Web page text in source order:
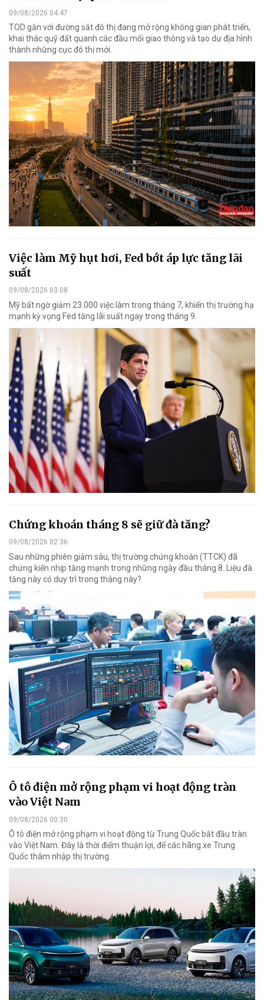
09/08/2026 04:47
TOD gắn với đường sắt đô thị đang mở rộng không gian phát triển,
khai thác quỹ đất quanh các đầu mối giao thông và tạo dư địa hình
thành những cực đô thị mới.
Việc làm Mỹ hụt hơi, Fed bớt áp lực tăng lãi
suất
09/08/2026 03:08
Mỹ bất ngờ giảm 23.000 việc làm trong tháng 7, khiến thị trường hạ
mạnh kỳ vọng Fed tăng lãi suất ngay trong tháng 9.
Chứng khoán tháng 8 sẽ giữ đà tăng?
09/08/2026 02:36
Sau những phiên giảm sâu, thị trường chứng khoán (TTCK) đã
chứng kiến nhịp tăng mạnh trong những ngày đầu tháng 8. Liệu đà
tăng này có duy trì trong tháng này?
Ô tô điện mở rộng phạm vi hoạt động tràn
vào Việt Nam
09/08/2026 00:30
Ô tô điện mở rộng phạm vi hoạt động từ Trung Quốc bắt đầu tràn
vào Việt Nam. Đây là thời điểm thuận lợi, để các hãng xe Trung
Quốc thâm nhập thị trường.